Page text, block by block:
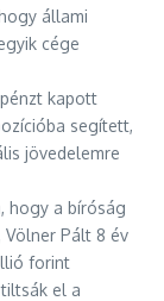
állami
cége
kapott
segített,
jövedelemre
hogy a bíróság
Völner Pált 8 év
forint
el a